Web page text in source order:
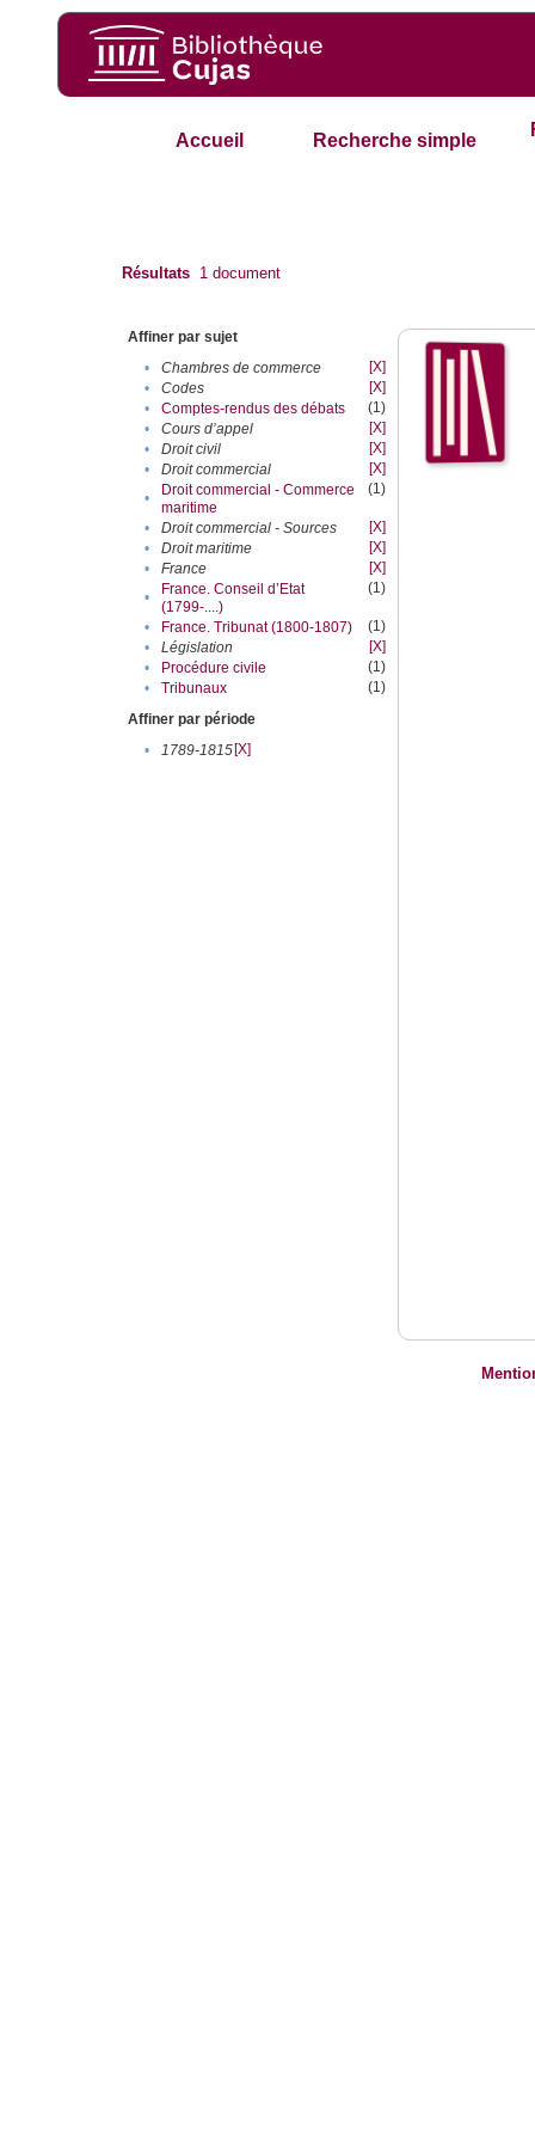
Accueil Recherche simple
Résultats 1 document
Affiner par sujet
•
Chambres de commerce
[X]
•
Codes
[X]
•
Comptes-rendus des débats
(1)
•
Cours d’appel
[X]
•
Droit civil
[X]
•
Droit commercial
[X]
•
Droit commercial - Commerce
maritime
(1)
• Droit commercial - Sources
[X]
•
Droit maritime
[X]
•
France
[X]
•
France. Conseil d’Etat
(1799-....)
(1)
• France. Tribunat (1800-1807)
(1)
•
Législation
[X]
•
Procédure civile
(1)
•
Tribunaux
(1)
Affiner par période
•
1789-1815[X]